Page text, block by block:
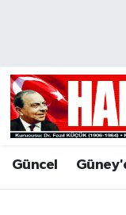
Güncel
Hava Durumu
Trafik